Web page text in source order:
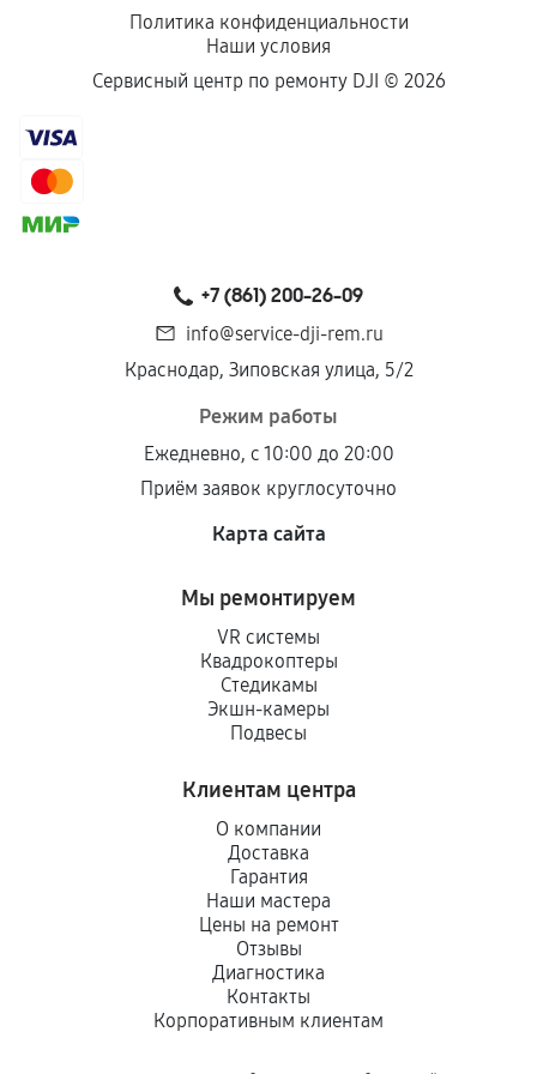
Политика конфиденциальности
Наши условия
Сервисный центр по ремонту DJI © 2026
+7 (861) 200-26-09
info@service-dji-rem.ru
Краснодар, Зиповская улица, 5/2
Режим работы
Ежедневно, с 10:00 до 20:00
Приём заявок круглосуточно
Карта сайта
Мы ремонтируем
VR системы
Квадрокоптеры
Стедикамы
Экшн-камеры
Подвесы
Клиентам центра
О компании
Доставка
Гарантия
Наши мастера
Цены на ремонт
Отзывы
Диагностика
Контакты
Корпоративным клиентам